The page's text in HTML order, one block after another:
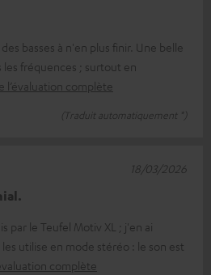
basses à n'en plus finir. Une belle
fréquences ; surtout en
l’évaluation complète
(Traduit automatiquement *)
par le Teufel Motiv XL ; j'en ai
utilise en mode stéréo : le son est
complète
18/03/2026